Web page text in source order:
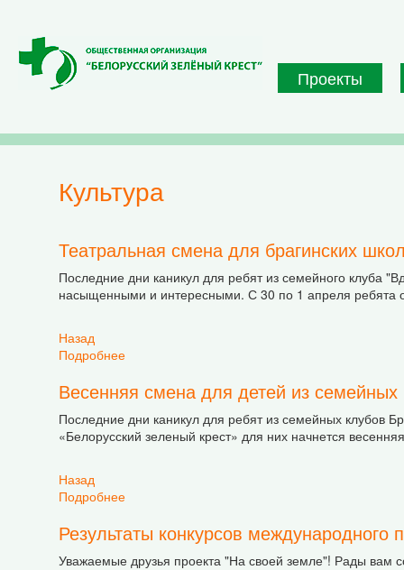
Проекты
культура
Театральная смена для брагинских
Последние дни каникул для ребят из семейного клуба
насыщенными и интересными. С 30 по 1 апреля ребята
Назад
Подробнее
Весенняя смена для детей из семейных
Последние дни каникул для ребят из семейных клубов
«Белорусский зеленый крест» для них начнется
Назад
Подробнее
Результаты конкурсов международного
Уважаемые друзья проекта "На своей земле"! Рады вам